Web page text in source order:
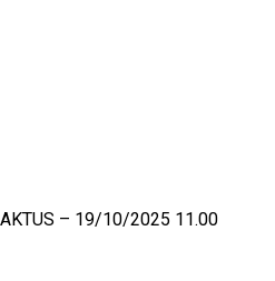
– 19/10/2025 11.00